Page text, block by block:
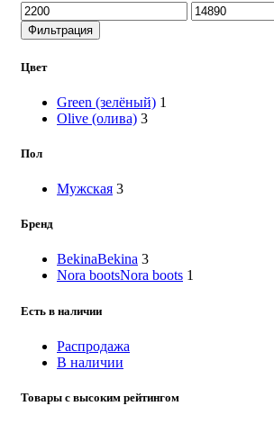
Минимальная
цена
Максимальная
цена
Фильтрация
Цвет
Green (зелёный) 1
Olive (олива) 3
Пол
Мужская 3
Бренд
BekinaBekina 3
Nora bootsNora boots 1
Есть в наличии
Распродажа
В наличии
Товары с высоким рейтингом